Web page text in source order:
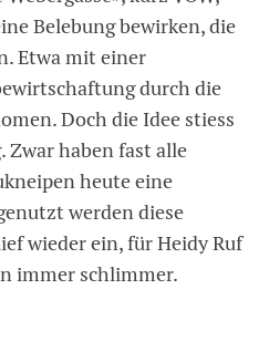
Belebung bewirken, die
Etwa mit einer
durch die
Doch die Idee stiess
Zwar haben fast alle
heute eine
werden diese
wieder ein, für Heidy Ruf
immer schlimmer.